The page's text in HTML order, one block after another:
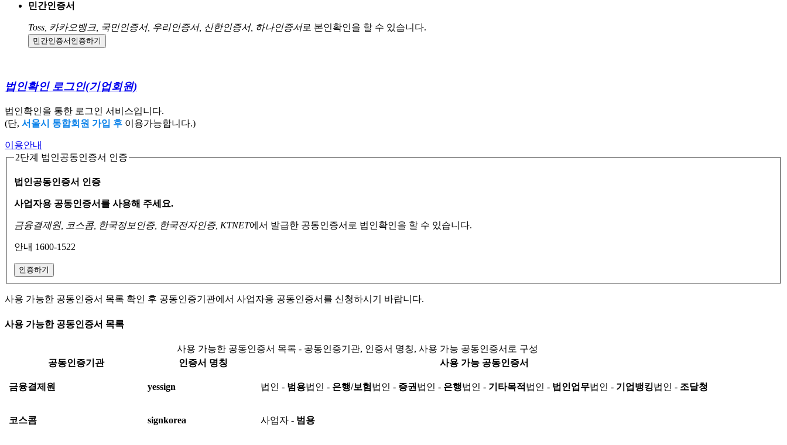
민간인증서
Toss, 카카오뱅크, 국민인증서, 우리인증서, 신한인증서, 하나인증서로 본인확인을 할 수 있습니다.
민간인증서 인증하기
법인확인 로그인(기업회원)
법인확인을 통한 로그인 서비스입니다.
(단, 서울시 통합회원 가입 후 이용가능합니다.)
이용안내
2단계 법인공동인증서 인증
법인공동인증서 인증
사업자용 공동인증서를 사용해 주세요.
금융결제원, 코스콤, 한국정보인증, 한국전자인증, KTNET에서 발급한 공동인증서로 법인확인을 할 수 있습니다.
안내 1600-1522
인증하기
사용 가능한 공동인증서 목록 확인 후 공동인증기관에서 사업자용 공동인증서를 신청하시기 바랍니다.
사용 가능한 공동인증서 목록
사용 가능한 공동인증서 목록 - 공동인증기관, 인증서 명칭, 사용 가능 공동인증서로 구성
공동인증기관
인증서 명칭 사용 가능 공동인증서
금융결제원 yessign 법인 - 범용법인 - 은행/보험 법인 - 증권 법인 - 은행법인 - 기타목적 법인 - 법인업무법인 - 기업뱅킹법인 - 조달청
코스콤 signkorea 사업자 - 범용